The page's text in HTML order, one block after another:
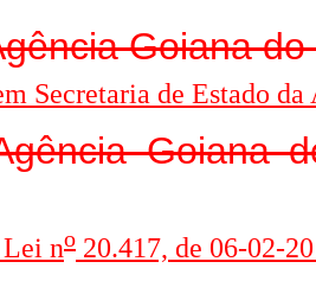
Goiana
Secretaria de Estado
Goiana
no 20.417, de 06-02-